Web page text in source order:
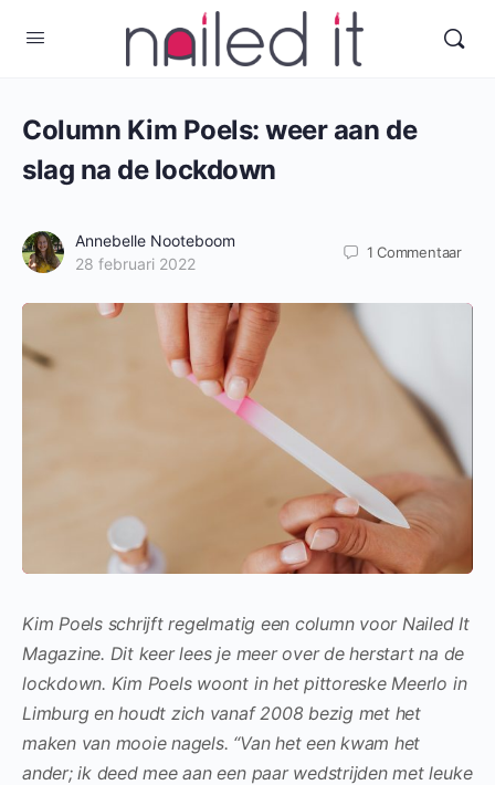
Column Kim Poels: weer aan de
slag na de lockdown
Annebelle Nooteboom
28 februari 2022
1Commentaar
Kim Poels schrijft regelmatig een column voor Nailed It
Magazine. Dit keer lees je meer over de herstart na de
lockdown. Kim Poels woont in het pittoreske Meerlo in
Limburg en houdt zich vanaf 2008 bezig met het
maken van mooie nagels. “Van het een kwam het
ander; ik deed mee aan een paar wedstrijden met leuke